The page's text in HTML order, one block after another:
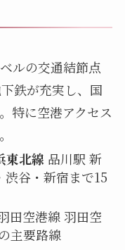
ルの交通結節点
鉄が充実し、国
特に空港アクセス
東北線 品川駅 新
谷・新宿まで15
田空港線 羽田空
主要路線